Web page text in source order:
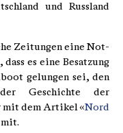
und Russland
Zeitungen eine Not-
es eine Besatzung
gelungen sei, den
Geschichte der
mit dem Artikel «Nord
mit.